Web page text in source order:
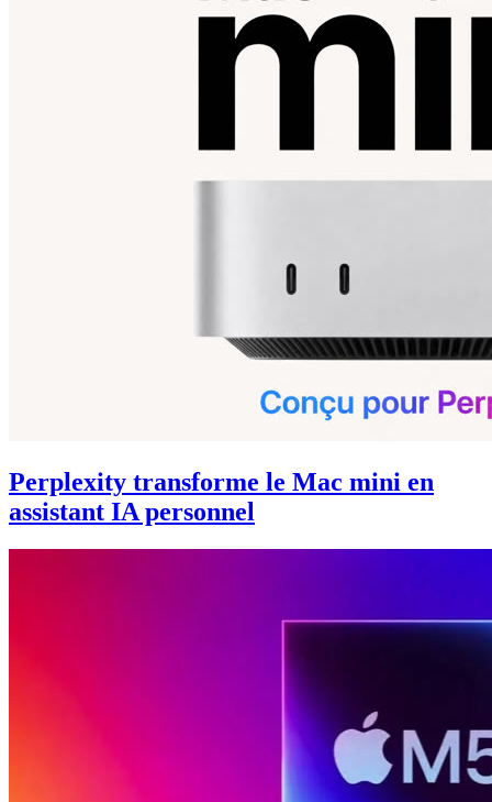
Perplexity transforme le Mac mini en
assistant IA personnel